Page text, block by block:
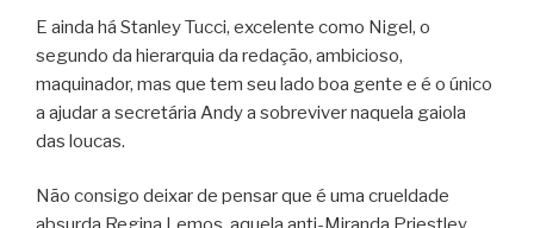
E ainda há Stanley Tucci, excelente como Nigel, o
segundo da hierarquia da redação, ambicioso,
maquinador, mas que tem seu lado boa gente e é o único
a ajudar a secretária Andy a sobreviver naquela gaiola
das loucas.
Não consigo deixar de pensar que é uma crueldade